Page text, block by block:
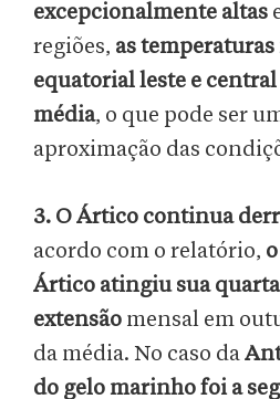
excepcionalmente altas
regiões, as
equatorial leste e
média, o que pode ser
aproximação das
3. O Ártico continua
acordo com o relatório,
Ártico atingiu sua
extensão mensal em
da média. No caso da
do gelo marinho foi a